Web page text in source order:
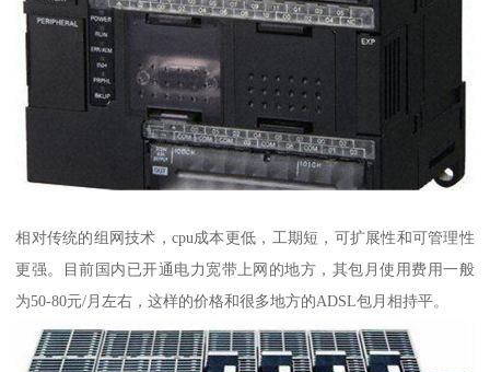
相对传统的组网技术，cpu成本更低，工期短，可扩展性和可管理性
更强。目前国内已开通电力宽带上网的地方，其包月使用费用一般
为50-80元/月左右，这样的价格和很多地方的ADSL包月相持平。